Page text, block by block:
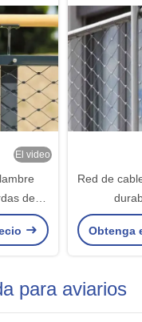
El video
de
Red de
Obtenga
para aviarios